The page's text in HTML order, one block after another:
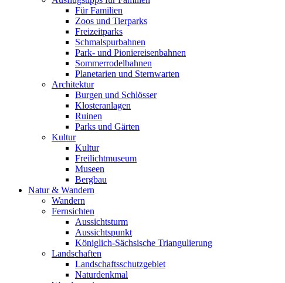
Für Familien
Zoos und Tierparks
Freizeitparks
Schmalspurbahnen
Park- und Pioniereisenbahnen
Sommerrodelbahnen
Planetarien und Sternwarten
Architektur
Burgen und Schlösser
Klosteranlagen
Ruinen
Parks und Gärten
Kultur
Kultur
Freilichtmuseum
Museen
Bergbau
Natur & Wandern
Wandern
Fernsichten
Aussichtsturm
Aussichtspunkt
Königlich-Sächsische Triangulierung
Landschaften
Landschaftsschutzgebiet
Naturdenkmal